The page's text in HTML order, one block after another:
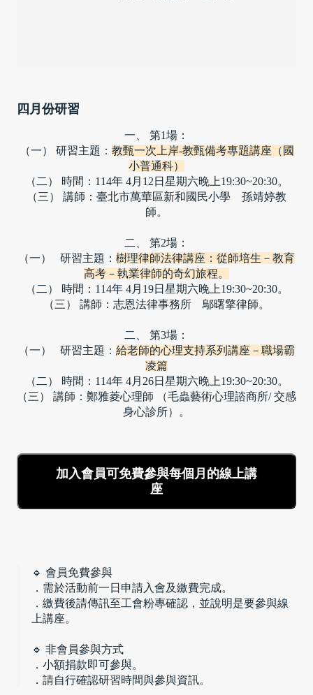
四月份研習
一、 第1場：
（一） 研習主題： 教甄一次上岸-教甄備考專題講座（國
小普通科）
（二） 時間：114年 4月12日星期六晚上19:30~20:30。
（三） 講師：臺北市萬華區新和國民小學　孫靖婷教
師。
二、 第2場：
（一）   研習主題： 樹理律師法律講座：從師培生－教育
高考－執業律師的奇幻旅程。
（二） 時間：114年 4月19日星期六晚上19:30~20:30。
（三） 講師：志恩法律事務所　鄔曙擎律師。
二、 第3場：
（一）   研習主題： 給老師的心理支持系列講座－職場霸
凌篇
（二） 時間：114年 4月26日星期六晚上19:30~20:30。
（三） 講師：鄭雅菱心理師 （毛蟲藝術心理諮商所/ 交感
身心診所）。
加入會員可免費參與每個月的線上講
座
🔹 會員免費參與
．需於活動前一日申請入會及繳費完成。
．繳費後請傳訊至工會粉專確認，並說明是要參與線
上講座。
🔹 非會員參與方式
．小額捐款即可參與。
．請自行確認研習時間與參與資訊。